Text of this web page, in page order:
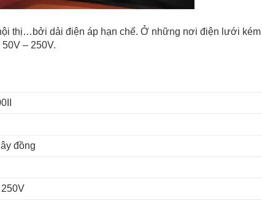
thị…bởi dải điện áp hạn chế. Ở những nơi điện lưới kém
– 250V.
đồng